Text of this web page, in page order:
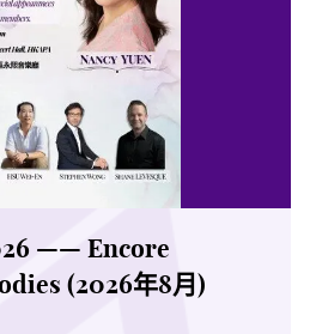
—— Encore
(2026年8月)